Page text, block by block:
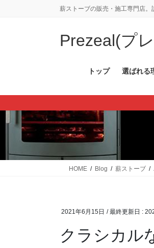
薪ストーブの販売・施工専門店
Prezeal(プ
トップ 選ばれる
HOME Blog 薪ストーブ
2021年6月15日 / 最終更新日 :
クラシカル